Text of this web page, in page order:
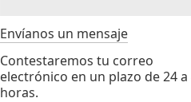
Envíanos un mensaje
Contestaremos tu correo
electrónico en un plazo de 24 a
horas.